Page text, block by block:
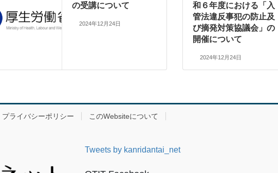
の受講について
2024年12月24日
和６年度における「入
管法違反事犯の防止及
び摘発対策協議会」の
開催について
2024年12月24日
プライバシーポリシー このWebsiteについて
Tweets by kanridantai_net